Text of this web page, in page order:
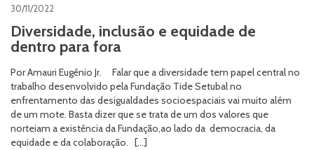
30/11/2022
Diversidade, inclusão e equidade de
dentro para fora
Por Amauri Eugênio Jr. Falar que a diversidade tem papel central no
trabalho desenvolvido pela Fundação Tide Setubal no
enfrentamento das desigualdades socioespaciais vai muito além
de um mote. Basta dizer que se trata de um dos valores que
norteiam a existência da Fundação,ao lado da democracia, da
equidade e da colaboração. […]